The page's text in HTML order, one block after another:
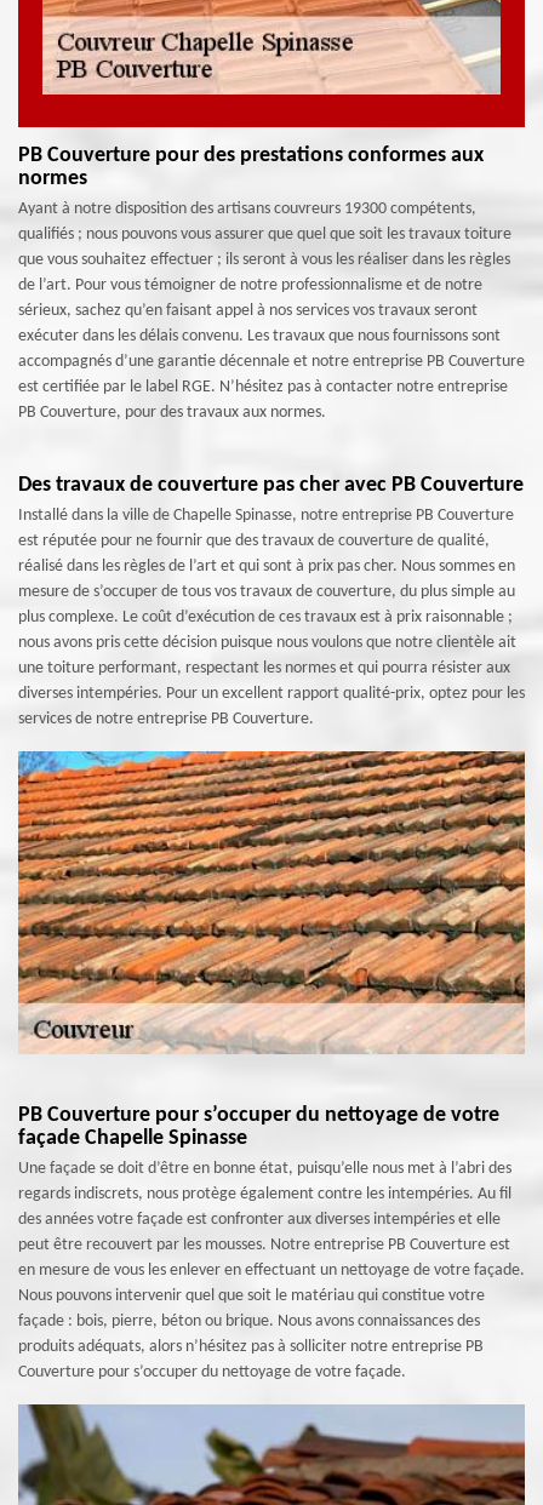
PB Couverture pour des prestations conformes aux
normes
Ayant à notre disposition des artisans couvreurs 19300 compétents,
qualifiés ; nous pouvons vous assurer que quel que soit les travaux toiture
que vous souhaitez effectuer ; ils seront à vous les réaliser dans les règles
de l’art. Pour vous témoigner de notre professionnalisme et de notre
sérieux, sachez qu’en faisant appel à nos services vos travaux seront
exécuter dans les délais convenu. Les travaux que nous fournissons sont
accompagnés d’une garantie décennale et notre entreprise PB Couverture
est certifiée par le label RGE. N’hésitez pas à contacter notre entreprise
PB Couverture, pour des travaux aux normes.
Des travaux de couverture pas cher avec PB Couverture
Installé dans la ville de Chapelle Spinasse, notre entreprise PB Couverture
est réputée pour ne fournir que des travaux de couverture de qualité,
réalisé dans les règles de l’art et qui sont à prix pas cher. Nous sommes en
mesure de s’occuper de tous vos travaux de couverture, du plus simple au
plus complexe. Le coût d’exécution de ces travaux est à prix raisonnable ;
nous avons pris cette décision puisque nous voulons que notre clientèle ait
une toiture performant, respectant les normes et qui pourra résister aux
diverses intempéries. Pour un excellent rapport qualité-prix, optez pour les
services de notre entreprise PB Couverture.
PB Couverture pour s’occuper du nettoyage de votre
façade Chapelle Spinasse
Une façade se doit d’être en bonne état, puisqu’elle nous met à l’abri des
regards indiscrets, nous protège également contre les intempéries. Au fil
des années votre façade est confronter aux diverses intempéries et elle
peut être recouvert par les mousses. Notre entreprise PB Couverture est
en mesure de vous les enlever en effectuant un nettoyage de votre façade.
Nous pouvons intervenir quel que soit le matériau qui constitue votre
façade : bois, pierre, béton ou brique. Nous avons connaissances des
produits adéquats, alors n’hésitez pas à solliciter notre entreprise PB
Couverture pour s’occuper du nettoyage de votre façade.